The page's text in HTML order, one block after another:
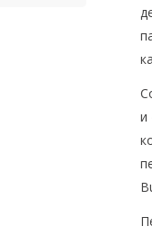
и